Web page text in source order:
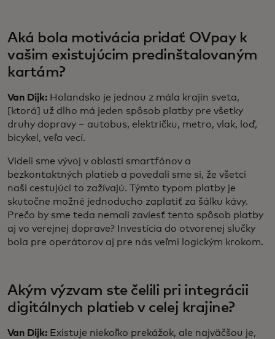
Aká bola motivácia pridať OVpay k
vašim existujúcim predinštalovaným
kartám?
Van Dijk: Holandsko je jednou z mála krajín sveta,
[ktorá] už dlho má jeden spôsob platby pre všetky
druhy dopravy – autobus, električku, metro, vlak, loď,
bicykel, veľa vecí.
Videli sme vývoj v oblasti smartfónov a
bezkontaktných platieb a povedali sme si, že všetci
naši cestujúci to zažívajú. Týmto typom platby je
skutočne možné jednoducho zaplatiť za šálku kávy.
Prečo by sme teda nemali zaviesť tento spôsob platby
aj vo verejnej doprave? Investícia do otvorenej slučky
bola pre operátorov aj pre nás veľmi logickým krokom.
Akým výzvam ste čelili pri integrácii
digitálnych platieb v celej krajine?
Van Dijk: Existuje niekoľko prekážok, ale najväčšou je,